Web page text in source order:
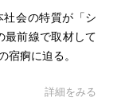
社会の特質が「シ
最前線で取材して
宿痾に迫る。
詳細をみる